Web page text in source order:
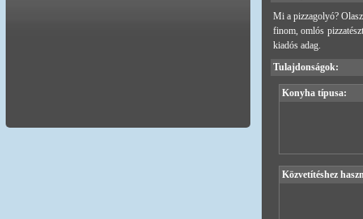
Mi a pizzagolyó?
finom, omlós
kiadós adag.
Tulajdonságok:
Konyha típusa:
Közvetítéshez